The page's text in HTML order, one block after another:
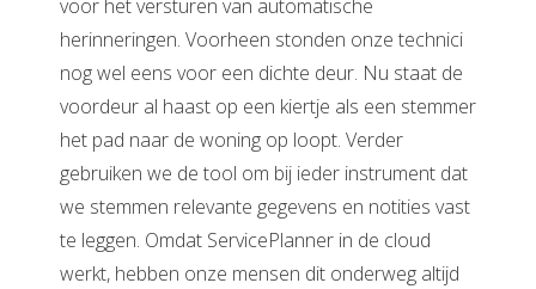
voor het versturen van automatische
herinneringen. Voorheen stonden onze technici
nog wel eens voor een dichte deur. Nu staat de
voordeur al haast op een kiertje als een stemmer
het pad naar de woning op loopt. Verder
gebruiken we de tool om bij ieder instrument dat
we stemmen relevante gegevens en notities vast
te leggen. Omdat ServicePlanner in de cloud
werkt, hebben onze mensen dit onderweg altijd